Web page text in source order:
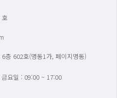
층 602호(명동1가, 페이지명동)
요일 : 09:00 ~ 17:00